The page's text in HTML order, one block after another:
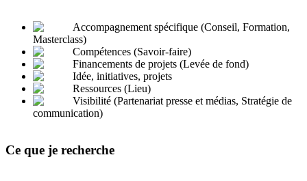
Accompagnement spécifique (Conseil, Formation,
Masterclass)
Compétences (Savoir-faire)
Financements de projets (Levée de fond)
Idée, initiatives, projets
Ressources (Lieu)
Visibilité (Partenariat presse et médias, Stratégie de
communication)
Ce que je recherche